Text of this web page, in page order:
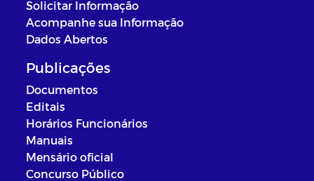
Solicitar Informação
Acompanhe sua Informação
Dados Abertos
Publicações
Documentos
Editais
Horários Funcionários
Manuais
Mensário oficial
Concurso Público